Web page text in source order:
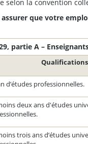
selon la convention
que votre
partie A –
d’études professionnelles.
deux ans d'études
trois ans d’études